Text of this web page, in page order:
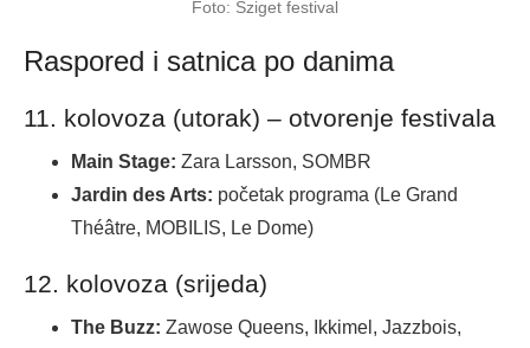
Foto: Sziget festival
Raspored i satnica po danima
11. kolovoza (utorak) – otvorenje festivala
Main Stage: Zara Larsson, SOMBR
Jardin des Arts: početak programa (Le Grand
Théâtre, MOBILIS, Le Dome)
12. kolovoza (srijeda)
The Buzz: Zawose Queens, Ikkimel, Jazzbois,